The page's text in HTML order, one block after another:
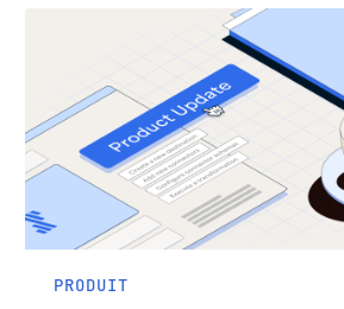
PRODUIT